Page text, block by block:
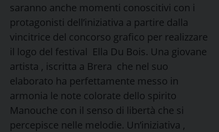
saranno anche momenti conoscitivi con i
protagonisti dell’iniziativa a partire dalla
vincitrice del concorso grafico per realizzare
il logo del festival Ella Du Bois. Una giovane
artista , iscritta a Brera che nel suo
elaborato ha perfettamente messo in
armonia le note colorate dello spirito
Manouche con il senso di libertà che si
percepisce nelle melodie. Un’iniziativa ,